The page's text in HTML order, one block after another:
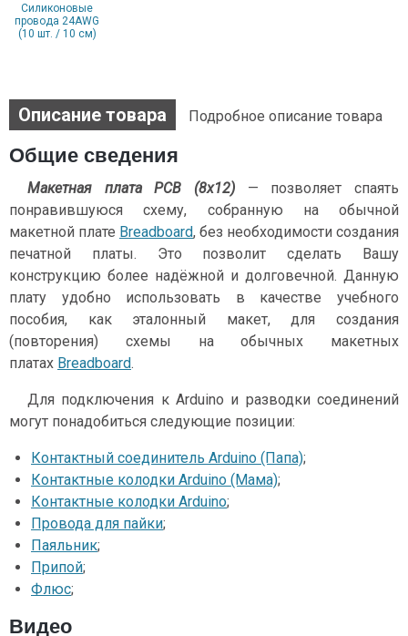
Силиконовые
провода 24AWG
(10 шт. / 10 см)
Описание товара Подробное описание товара
Общие сведения
Макетная плата PCB (8х12)
— позволяет спаять
понравившуюся схему, собранную на обычной
макетной плате Breadboard, без необходимости создания
печатной платы. Это позволит сделать Вашу
конструкцию более надёжной и долговечной. Данную
плату удобно использовать в качестве учебного
пособия, как эталонный макет, для создания
(повторения) схемы на обычных макетных
платах Breadboard.
Для подключения к Arduino и разводки соединений
могут понадобиться следующие позиции:
Контактный соединитель Arduino (Папа);
Контактные колодки Arduino (Мама);
Контактные колодки Arduino;
Провода для пайки;
Паяльник;
Припой;
Флюс;
Видео